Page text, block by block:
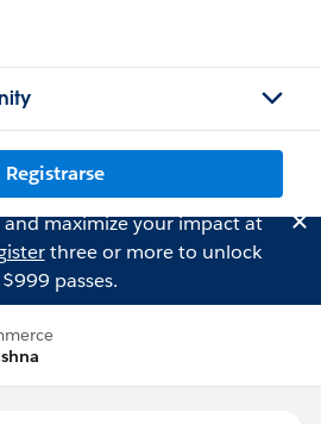
Registrarse
maximize your impact at
three or more to unlock
$999 passes.